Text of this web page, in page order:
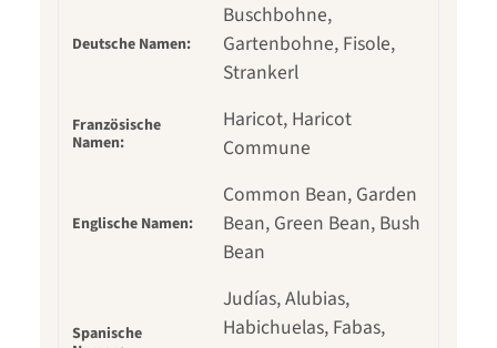
Deutsche Namen:
Buschbohne,
Gartenbohne, Fisole,
Strankerl
Französische
Namen:
Haricot, Haricot
Commune
Englische Namen:
Common Bean, Garden
Bean, Green Bean, Bush
Bean
Spanische
Judías, Alubias,
Habichuelas, Fabas,